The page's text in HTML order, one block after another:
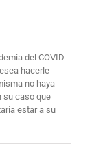
del COVID
hacerle
no haya
su caso que
estar a su